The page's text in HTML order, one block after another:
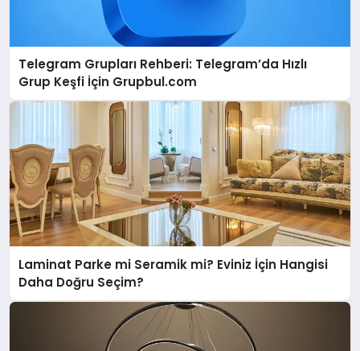
Telegram Grupları Rehberi: Telegram’da Hızlı
Grup Keşfi İçin Grupbul.com
Laminat Parke mi Seramik mi? Eviniz İçin Hangisi
Daha Doğru Seçim?